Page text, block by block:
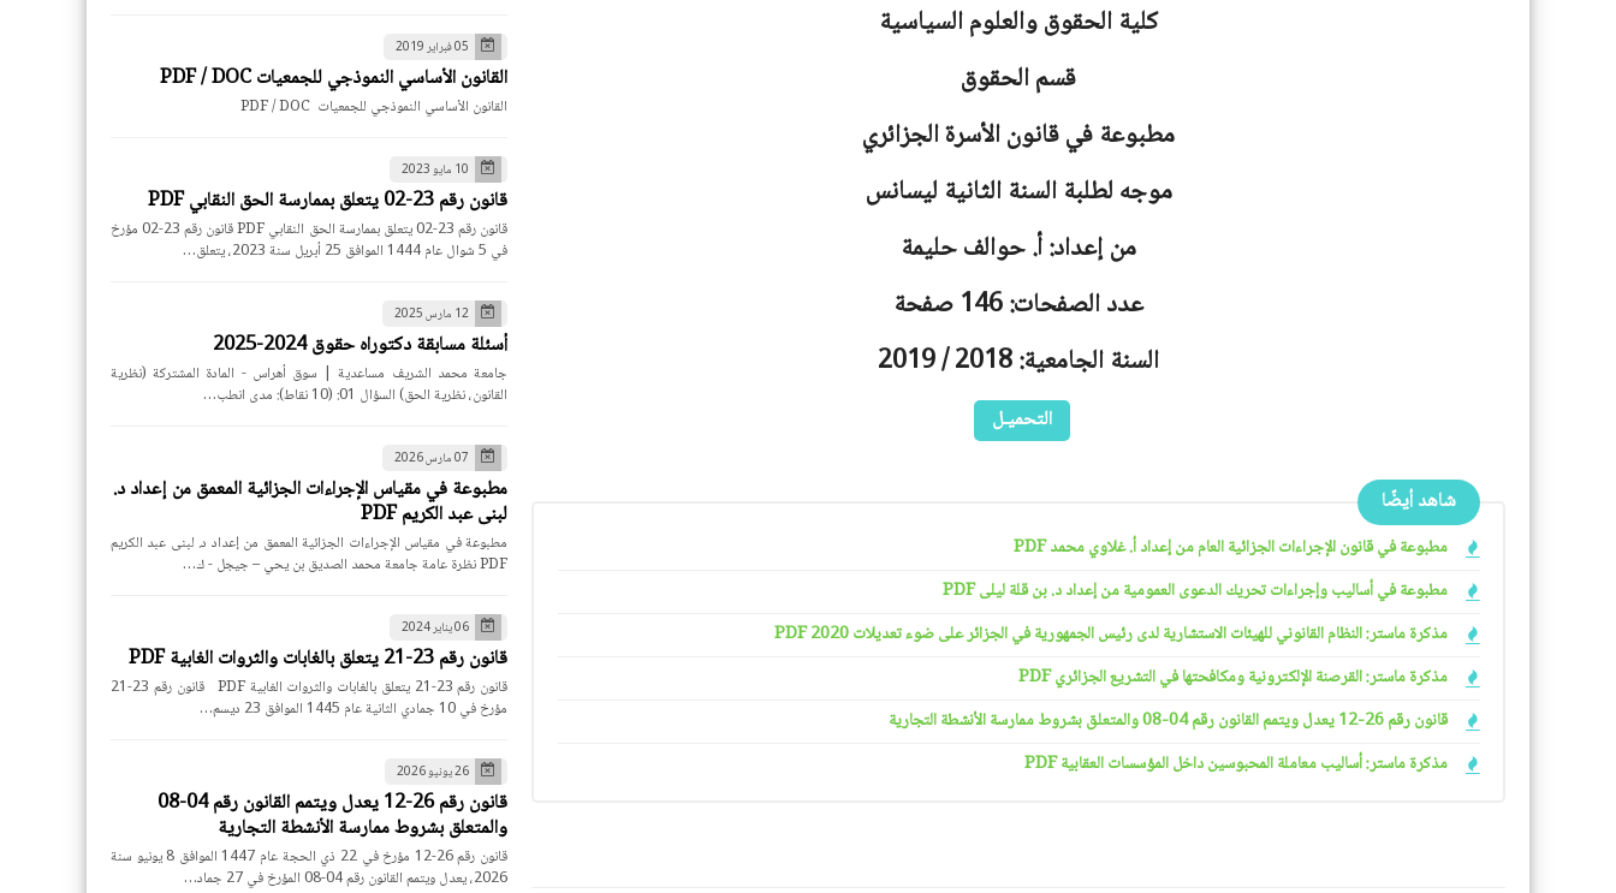
كلية الحقوق والعلوم السياسية
قسم الحقوق
مطبوعة في قانون الأسرة الجزائري
موجه لطلبة السنة الثانية ليسانس
من إعداد: أ. حوالف حليمة
عدد الصفحات: 146 صفحة
السنة الجامعية: 2018 / 2019
التحميـل
شاهد أيضًا
مطبوعة في قانون الإجراءات الجزائية العام من إعداد أ. غلاوي محمد PDF
مطبوعة في أساليب وإجراءات تحريك الدعوى العمومية من إعداد د. بن قلة ليلى PDF
مذكرة ماستر: النظام القانوني للهيئات الاستشارية لدى رئيس الجمهورية في الجزائر على ضوء تعديلات 2020 PDF
مذكرة ماستر: القرصنة الإلكترونية ومكافحتها في التشريع الجزائري PDF
قانون رقم 26-12 يعدل ويتمم القانون رقم 04-08 والمتعلق بشروط ممارسة الأنشطة التجارية
مذكرة ماستر: أساليب معاملة المحبوسين داخل المؤسسات العقابية PDF
05 فبراير 2019
القانون الأساسي النموذجي للجمعيات PDF / DOC
القانون الأساسي النموذجي للجمعيات PDF / DOC
10 مايو 2023
قانون رقم 23-02 يتعلق بممارسة الحق النقابي PDF
قانون رقم 23-02 يتعلق بممارسة الحق النقابي PDF قانون رقم 23-02 مؤرخ
في 5 شوال عام 1444 الموافق 25 أبريل سنة 2023، يتعلق…
12 مارس 2025
أسئلة مسابقة دكتوراه حقوق 2024-2025
جامعة محمد الشريف مساعدية | سوق أهراس - المادة المشتركة (نظرية
القانون، نظرية الحق) السؤال 01: (10 نقاط): مدى انطب…
07 مارس 2026
مطبوعة في مقياس الإجراءات الجزائية المعمق من إعداد د.
لبنى عبد الكريم PDF
مطبوعة في مقياس الإجراءات الجزائية المعمق من إعداد د. لبنى عبد الكريم
PDF نظرة عامة جامعة محمد الصديق بن يحي – جيجل - ك…
06 يناير 2024
قانون رقم 23-21 يتعلق بالغابات والثروات الغابية PDF
قانون رقم 23-21 يتعلق بالغابات والثروات الغابية PDF قانون رقم 23-21
مؤرخ في 10 جمادي الثانية عام 1445 الموافق 23 ديسم…
26 يونيو 2026
قانون رقم 26-12 يعدل ويتمم القانون رقم 04-08
والمتعلق بشروط ممارسة الأنشطة التجارية
قانون رقم 26-12 مؤرخ في 22 ذي الحجة عام 1447 الموافق 8 يونيو سنة
2026، يعدل ويتمم القانون رقم 04-08 المؤرخ في 27 جماد…